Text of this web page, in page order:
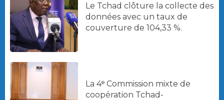
Le Tchad clôture la collecte des
données avec un taux de
couverture de 104,33 %.
La 4ᵉ Commission mixte de
coopération Tchad-